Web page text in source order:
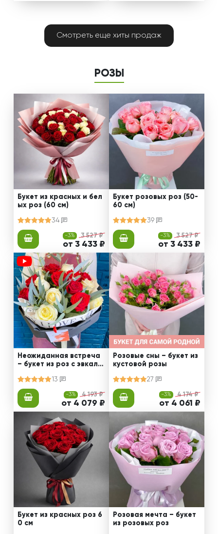
Смотреть еще хиты продаж
РОЗЫ
Букет из красных и бел
ых роз (60 см)
34
-3% 3 527 ₽
от 3 433 ₽
Букет розовых роз (50-
60 см)
39
-3% 3 527 ₽
от 3 433 ₽
Неожиданная встреча
– букет из роз с эвкали
13
-3% 4 193 ₽
от 4 079 ₽
Розовые сны – букет из
кустовой розы
27
-3% 4 174 ₽
от 4 061 ₽
Букет из красных роз 6
0 см
Розовая мечта – букет
из розовых роз